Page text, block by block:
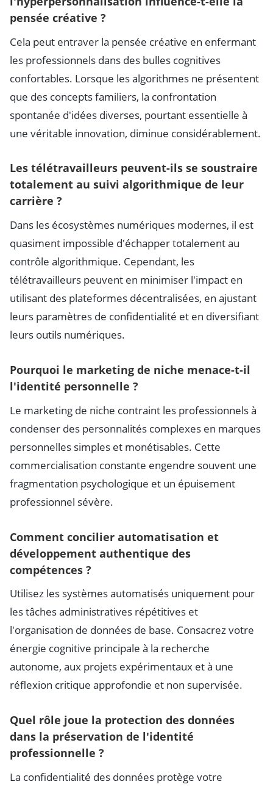
pensée créative ?
Cela peut entraver la pensée créative en enfermant
les professionnels dans des bulles cognitives
confortables. Lorsque les algorithmes ne présentent
que des concepts familiers, la confrontation
spontanée d'idées diverses, pourtant essentielle à
une véritable innovation, diminue considérablement.
Les télétravailleurs peuvent-ils se soustraire
totalement au suivi algorithmique de leur
carrière ?
Dans les écosystèmes numériques modernes, il est
quasiment impossible d'échapper totalement au
contrôle algorithmique. Cependant, les
télétravailleurs peuvent en minimiser l'impact en
utilisant des plateformes décentralisées, en ajustant
leurs paramètres de confidentialité et en diversifiant
leurs outils numériques.
Pourquoi le marketing de niche menace-t-il
l'identité personnelle ?
Le marketing de niche contraint les professionnels à
condenser des personnalités complexes en marques
personnelles simples et monétisables. Cette
commercialisation constante engendre souvent une
fragmentation psychologique et un épuisement
professionnel sévère.
Comment concilier automatisation et
développement authentique des
compétences ?
Utilisez les systèmes automatisés uniquement pour
les tâches administratives répétitives et
l'organisation de données de base. Consacrez votre
énergie cognitive principale à la recherche
autonome, aux projets expérimentaux et à une
réflexion critique approfondie et non supervisée.
Quel rôle joue la protection des données
dans la préservation de l'identité
professionnelle ?
La confidentialité des données protège votre